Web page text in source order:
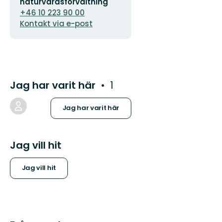
+46 10 223 90 00
Kontakt via e-post
Jag har varit här 1
Jag har varit här
Jag vill hit
Jag vill hit